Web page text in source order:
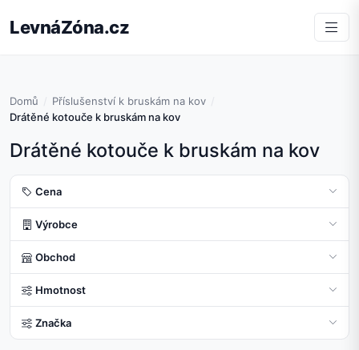
LevnáZóna.cz
Domů
Příslušenství k bruskám na kov
Drátěné kotouče k bruskám na kov
Drátěné kotouče k bruskám na kov
Cena
Výrobce
Obchod
Hmotnost
Značka